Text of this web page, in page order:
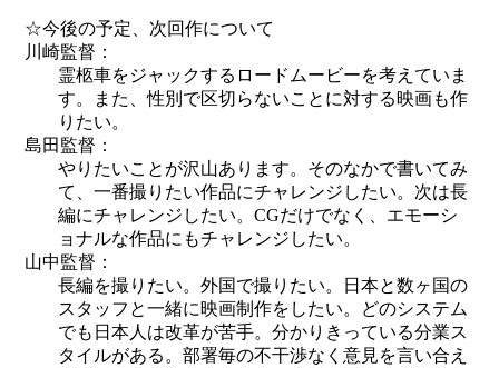
☆今後の予定、次回作について
川崎監督：
霊柩車をジャックするロードムービーを考えていま
す。また、性別で区切らないことに対する映画も作
りたい。
島田監督：
やりたいことが沢山あります。そのなかで書いてみ
て、一番撮りたい作品にチャレンジしたい。次は長
編にチャレンジしたい。CGだけでなく、エモーシ
ョナルな作品にもチャレンジしたい。
山中監督：
長編を撮りたい。外国で撮りたい。日本と数ヶ国の
スタッフと一緒に映画制作をしたい。どのシステム
でも日本人は改革が苦手。分かりきっている分業ス
タイルがある。部署毎の不干渉なく意見を言い合え